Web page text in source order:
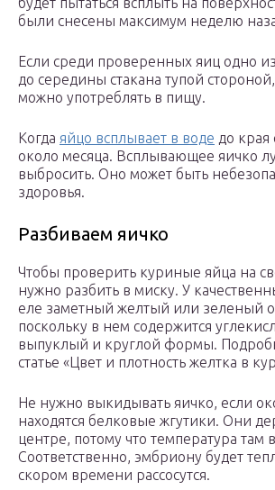
были снесены максимум неделю
Если среди проверенных яиц одно
до середины стакана тупой
можно употреблять в пищу.
Когда яйцо всплывает в воде до края
около месяца. Всплывающее яичко
выбросить. Оно может быть
здоровья.
Разбиваем яичко
Чтобы проверить куриные яйца на
нужно разбить в миску. У
еле заметный желтый или зеленый
поскольку в нем содержится
выпуклый и круглой формы.
статье «Цвет и плотность желтка в
Не нужно выкидывать яичко, если
находятся белковые жгутики. Они
центре, потому что температура там
Соответственно, эмбриону будет
скором времени рассосутся.